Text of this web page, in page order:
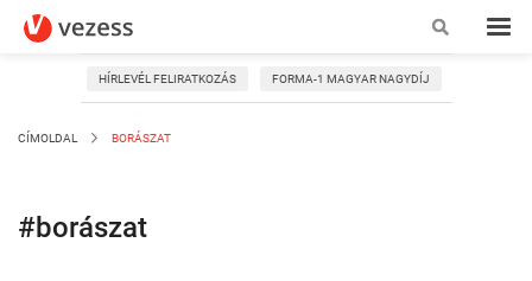
HÍRLEVÉL FELIRATKOZÁS FORMA-1 MAGYAR NAGYDÍJ
CÍMOLDAL BORÁSZAT
#borászat